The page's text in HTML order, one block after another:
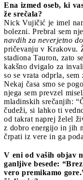
Ena izmed oseb, ki
že srečala?
Nick Vujičić je imel
bolezni. Prebral sem
navdih za neverjetno
pričevanju v Krakovu.
stadiona Tauron, zato
kakšno dvigalo za
so se vrata odprla,
Nekaj časa smo se
njega sem prevzel
mladinskih srečanjih:
čudeži, si lahko ti
od takrat naprej želel
z dobro energijo in jih
črpati iz vere in ga
V eni od vaših objav
ganljive besede:
vero premikamo